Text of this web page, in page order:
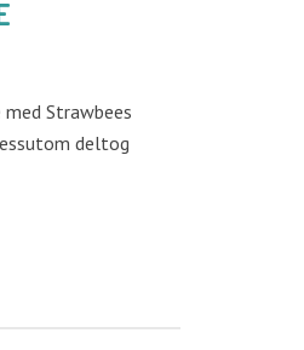
Strawbees
deltog